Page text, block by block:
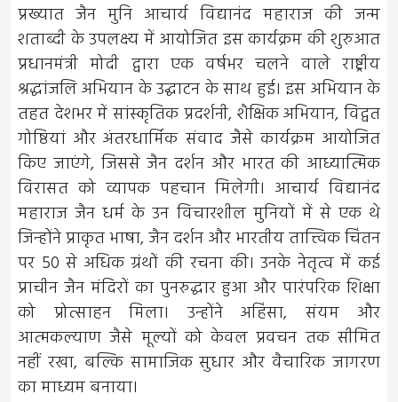
प्रख्यात जैन मुनि आचार्य विद्यानंद महाराज की जन्म
शताब्दी के उपलक्ष्य में आयोजित इस कार्यक्रम की शुरुआत
प्रधानमंत्री मोदी द्वारा एक वर्षभर चलने वाले राष्ट्रीय
श्रद्धांजलि अभियान के उद्घाटन के साथ हुई। इस अभियान के
तहत देशभर में सांस्कृतिक प्रदर्शनी, शैक्षिक अभियान, विद्वत
गोष्ठियां और अंतरधार्मिक संवाद जैसे कार्यक्रम आयोजित
किए जाएंगे, जिससे जैन दर्शन और भारत की आध्यात्मिक
विरासत को व्यापक पहचान मिलेगी। आचार्य विद्यानंद
महाराज जैन धर्म के उन विचारशील मुनियों में से एक थे
जिन्होंने प्राकृत भाषा, जैन दर्शन और भारतीय तात्त्विक चिंतन
पर 50 से अधिक ग्रंथों की रचना की। उनके नेतृत्व में कई
प्राचीन जैन मंदिरों का पुनरुद्धार हुआ और पारंपरिक शिक्षा
को प्रोत्साहन मिला। उन्होंने अहिंसा, संयम और
आत्मकल्याण जैसे मूल्यों को केवल प्रवचन तक सीमित
नहीं रखा, बल्कि सामाजिक सुधार और वैचारिक जागरण
का माध्यम बनाया।